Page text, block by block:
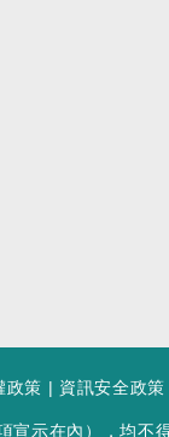
政策 | 資訊安全政策
宣示在內），均不